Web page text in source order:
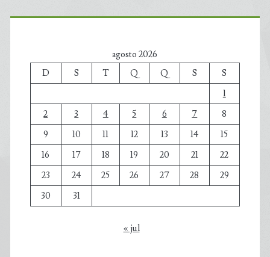
agosto 2026
D
S T Q Q S
S
1
2
3 4 5 6 7
8
9
10 11 12 13 14
15
16
17 18 19 20 21
22
23
24 25 26 27 28
29
30
31
« jul